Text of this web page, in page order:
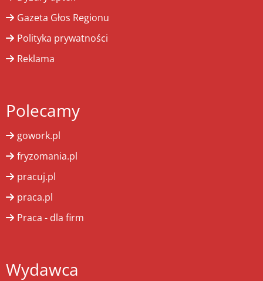
Gazeta Głos Regionu
Polityka prywatności
Reklama
Polecamy
gowork.pl
fryzomania.pl
pracuj.pl
praca.pl
Praca - dla firm
Wydawca